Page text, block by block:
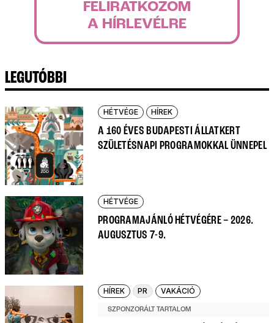
FELIRATKOZOM
A HÍRLEVÉLRE
LEGUTÓBBI
HÉTVÉGE HÍREK
A 160 ÉVES BUDAPESTI ÁLLATKERT
SZÜLETÉSNAPI PROGRAMOKKAL ÜNNEPEL
HÉTVÉGE
PROGRAMAJÁNLÓ HÉTVÉGÉRE – 2026.
AUGUSZTUS 7-9.
HÍREK PR VAKÁCIÓ
SZPONZORÁLT TARTALOM